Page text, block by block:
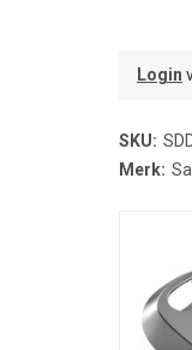
Login
SKU:
Merk: